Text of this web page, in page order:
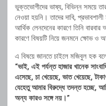
ভুক্তভোগীদের ভাষ্য, বিভিন্ন সময়ে
নেওয়া হয়নি। তাদের দাবি,
আর্থিক লেনদেনের কারণে তিনি
কারণে বিষয়টি নিয়ে জনমনে ক্ষোভ ও
এ বিষয়ে জানতে চাইলে মজিবুল হক
“ভাই, এই পর্যন্ত হাজার খানেক
এসেছে, চা খেয়েছে, ভাত খেয়েছে,
যেহেতু আমার বিরুদ্ধে তদন্ত হচ্ছে,
অন্য কারও সঙ্গে নয়।”